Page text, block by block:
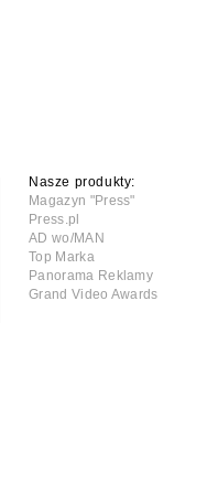
Nasze produkty:
Magazyn "Press"
Press.pl
AD wo/MAN
Top Marka
Panorama Reklamy
Grand Video Awards